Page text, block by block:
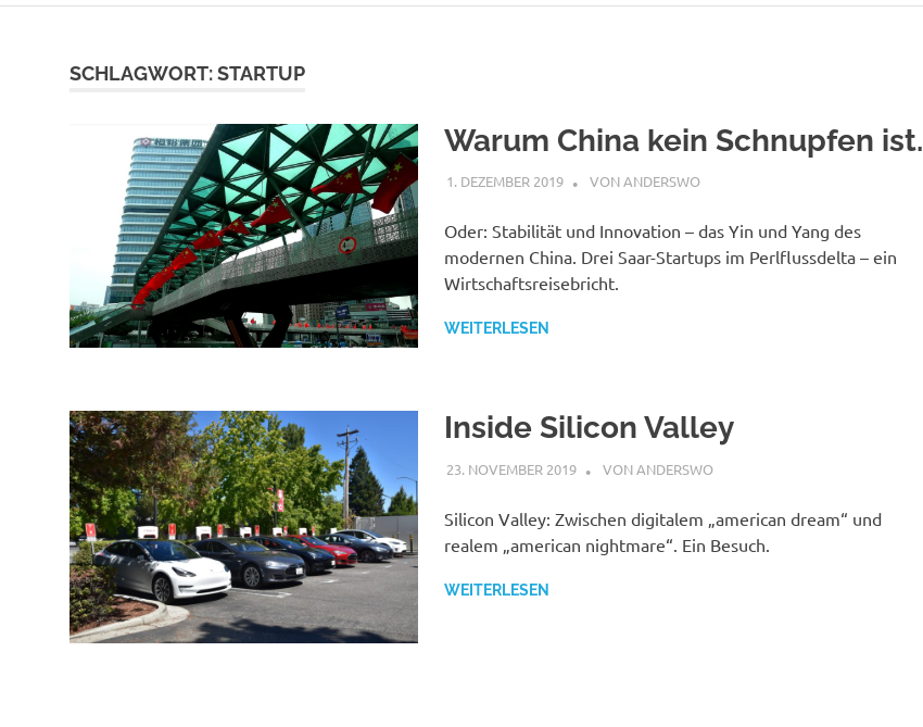
SCHLAGWORT:STARTUP
Warum China kein Schnupfen ist.
1. DEZEMBER 2019 STEPHAN
VON ANDERSWO
Oder: Stabilität und Innovation – das Yin und Yang des
modernen China. Drei Saar-Startups im Perlflussdelta – ein
Wirtschaftsreisebricht.
WEITERLESEN
Inside Silicon Valley
23. NOVEMBER 2019 STEPHAN
VON ANDERSWO
Silicon Valley: Zwischen digitalem „american dream“ und
realem „american nightmare“. Ein Besuch.
WEITERLESEN